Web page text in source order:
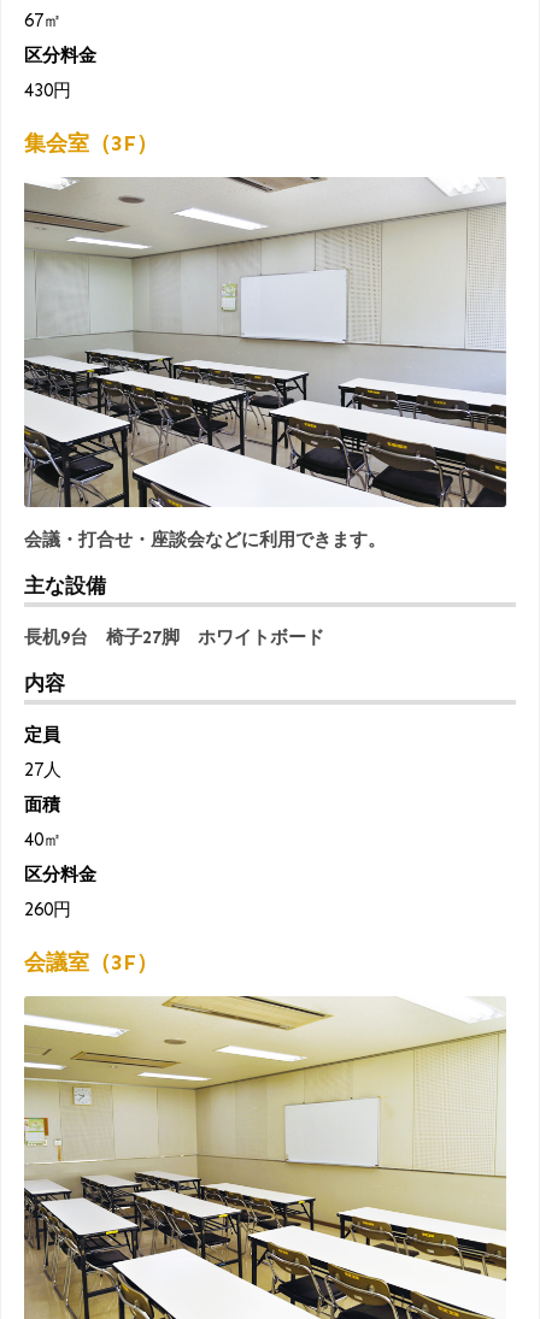
67㎡
区分料金
430円
集会室（3F）
会議・打合せ・座談会などに利用できます。
主な設備
長机9台 椅子27脚 ホワイトボード
内容
定員
27人
面積
40㎡
区分料金
260円
会議室（3F）